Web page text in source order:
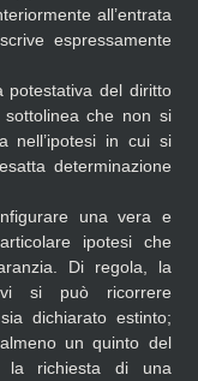
all’entrata
espressamente
potestativa del diritto
che non si
nell’ipotesi in cui si
determinazione
una vera e
ipotesi che
Di regola, la
vi si può ricorrere
dichiarato estinto;
un quinto del
la richiesta di una